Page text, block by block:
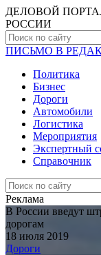
ДЕЛОВОЙ
РОCСИИ
ПИСЬМО В
Политика
Бизнес
Дороги
Автомобили
Логистика
Мероприятия
Экспертный
Справочник
Реклама
В России введут
дорогам
18 июля 2019
Дороги